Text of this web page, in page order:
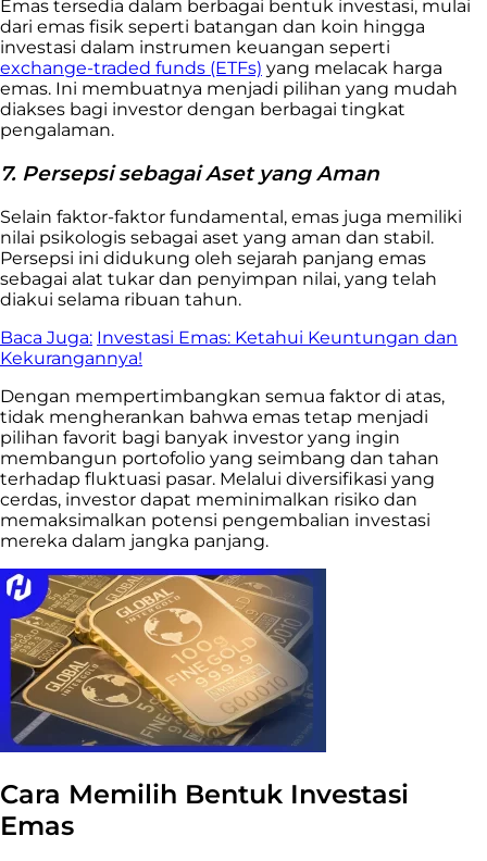
Emas tersedia dalam berbagai bentuk investasi, mulai
dari emas fisik seperti batangan dan koin hingga
investasi dalam instrumen keuangan seperti
exchange-traded funds (ETFs) yang melacak harga
emas. Ini membuatnya menjadi pilihan yang mudah
diakses bagi investor dengan berbagai tingkat
pengalaman.
7. Persepsi sebagai Aset yang Aman
Selain faktor-faktor fundamental, emas juga memiliki
nilai psikologis sebagai aset yang aman dan stabil.
Persepsi ini didukung oleh sejarah panjang emas
sebagai alat tukar dan penyimpan nilai, yang telah
diakui selama ribuan tahun.
Baca Juga: Investasi Emas: Ketahui Keuntungan dan
Kekurangannya!
Dengan mempertimbangkan semua faktor di atas,
tidak mengherankan bahwa emas tetap menjadi
pilihan favorit bagi banyak investor yang ingin
membangun portofolio yang seimbang dan tahan
terhadap fluktuasi pasar. Melalui diversifikasi yang
cerdas, investor dapat meminimalkan risiko dan
memaksimalkan potensi pengembalian investasi
mereka dalam jangka panjang.
Cara Memilih Bentuk Investasi
Emas